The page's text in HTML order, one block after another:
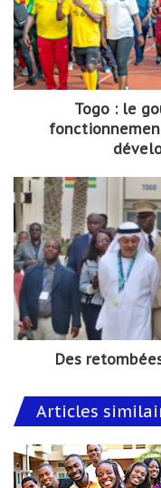
Togo : le
Des
Articles